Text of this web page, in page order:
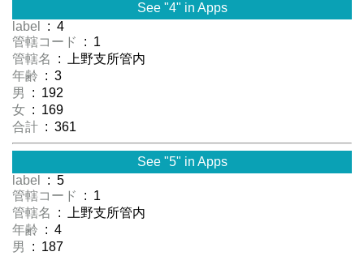
See "4" in Apps
label
: 4
管轄コード
: 1
管轄名
: 上野支所管内
年齢 : 3
男
: 192
女 : 169
合計 : 361
See "5" in Apps
label
: 5
管轄コード
: 1
管轄名
: 上野支所管内
年齢 : 4
男
: 187